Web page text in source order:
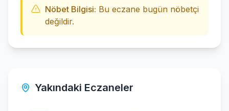
Nöbet Bilgisi: Bu eczane bugün nöbetçi
değildir.
Yakındaki Eczaneler